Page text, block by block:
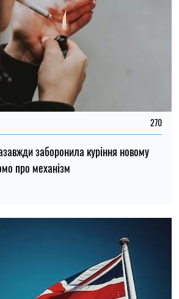
270
заборонила куріння новому
про механізм